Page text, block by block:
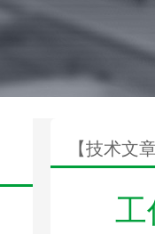
【技术文
工